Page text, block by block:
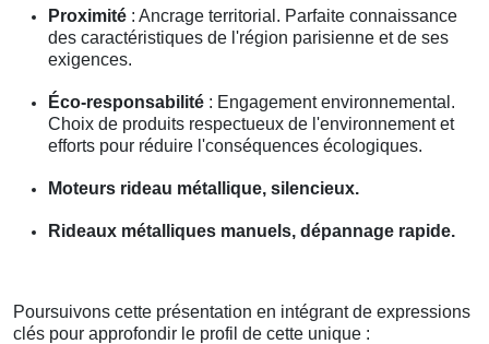
Proximité : Ancrage territorial. Parfaite connaissance
des caractéristiques de l'région parisienne et de ses
exigences.
Éco-responsabilité : Engagement environnemental.
Choix de produits respectueux de l'environnement et
efforts pour réduire l'conséquences écologiques.
Moteurs rideau métallique, silencieux.
Rideaux métalliques manuels, dépannage rapide.
Poursuivons cette présentation en intégrant de expressions
clés pour approfondir le profil de cette unique :